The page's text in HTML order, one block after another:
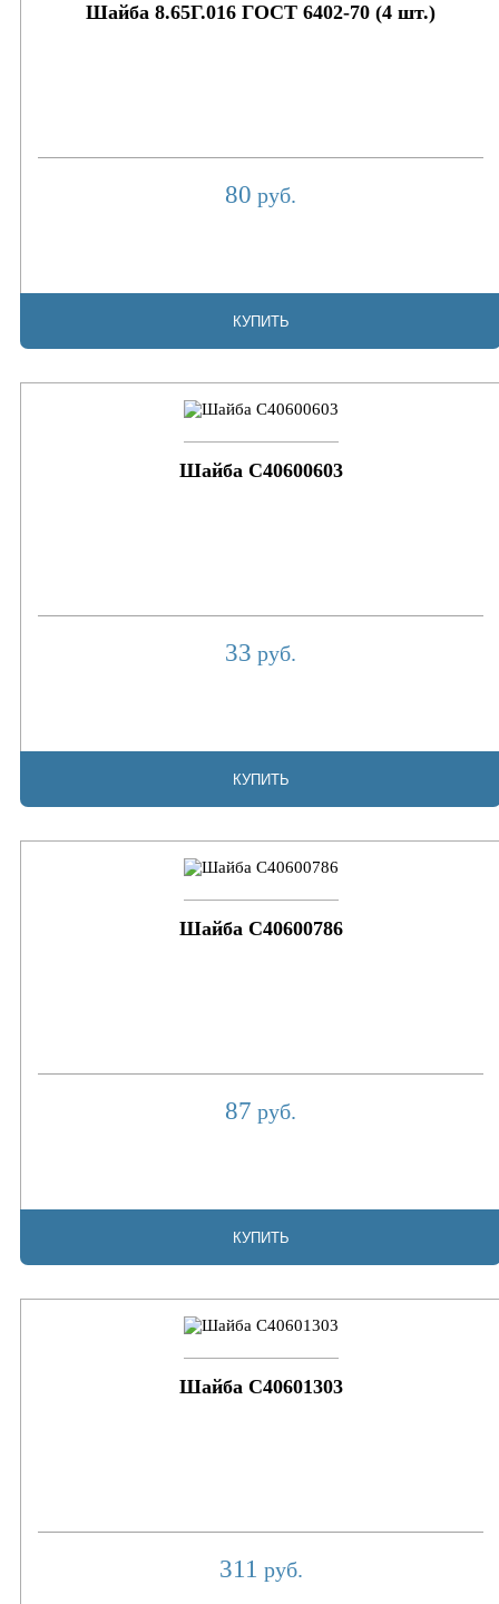
Шайба 8.65Г.016 ГОСТ 6402-70 (4 шт.)
80 руб.
КУПИТЬ
Шайба C40600603
33 руб.
КУПИТЬ
Шайба C40600786
87 руб.
КУПИТЬ
Шайба C40601303
311 руб.